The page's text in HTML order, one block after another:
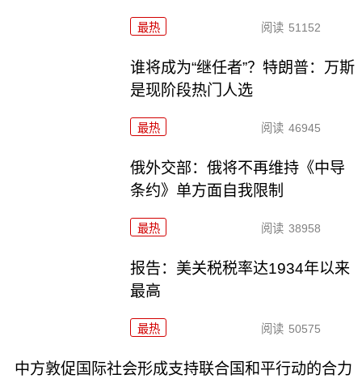
最热 阅读 51152
谁将成为“继任者”？特朗普：万斯
是现阶段热门人选
最热 阅读 46945
俄外交部：俄将不再维持《中导
条约》单方面自我限制
最热 阅读 38958
报告：美关税税率达1934年以来
最高
最热 阅读 50575
中方敦促国际社会形成支持联合国和平行动的合力